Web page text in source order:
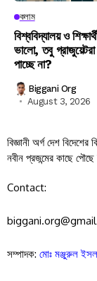
কলাম
বিশ্ববিদ্যালয় ও
ভালো, তবু
পাচ্ছে না?
Biggani Org
August 3, 2026
বিজ্ঞানী অর্গ দেশ বিদেশের
নবীন প্রজন্মের কাছে পৌছে
Contact:
সম্পাদক: মোঃ মঞ্জুরুল